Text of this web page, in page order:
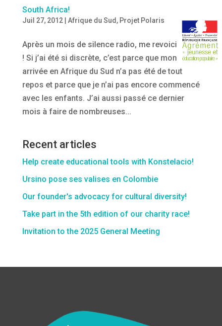
South Africa!
Juil 27, 2012| Afrique du Sud , Projet Polaris
Après un mois de silence radio, me revoici enfin
! Si j’ai été si discrète, c’est parce que mon
arrivée en Afrique du Sud n’a pas été de tout
repos et parce que je n’ai pas encore commencé
avec les enfants. J’ai aussi passé ce dernier
mois à faire de nombreuses...
Recent articles
Help create educational tools with Konstelacio!
Ursino pose ses valises en Colombie
Our founder's advocacy for cultural diversity!
Take part in the 5th edition of our charity race!
Invitation to the 2025 General Meeting